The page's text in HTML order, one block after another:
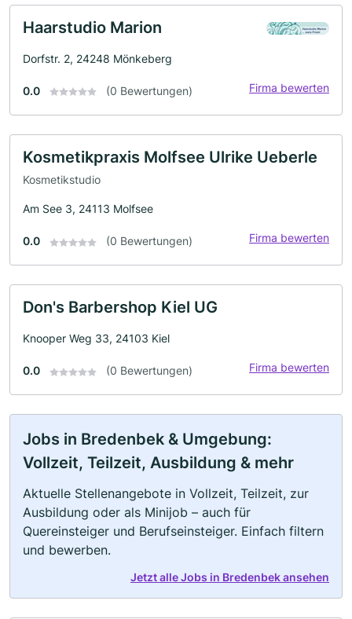
Haarstudio Marion
Dorfstr. 2, 24248 Mönkeberg
0.0 (0 Bewertungen) Firma bewerten
Kosmetikpraxis Molfsee Ulrike Ueberle
Kosmetikstudio
Am See 3, 24113 Molfsee
0.0 (0 Bewertungen) Firma bewerten
Don's Barbershop Kiel UG
Knooper Weg 33, 24103 Kiel
0.0 (0 Bewertungen) Firma bewerten
Jobs in Bredenbek & Umgebung:
Vollzeit, Teilzeit, Ausbildung & mehr
Aktuelle Stellenangebote in Vollzeit, Teilzeit, zur
Ausbildung oder als Minijob – auch für
Quereinsteiger und Berufseinsteiger. Einfach filtern
und bewerben.
Jetzt alle Jobs in Bredenbek ansehen